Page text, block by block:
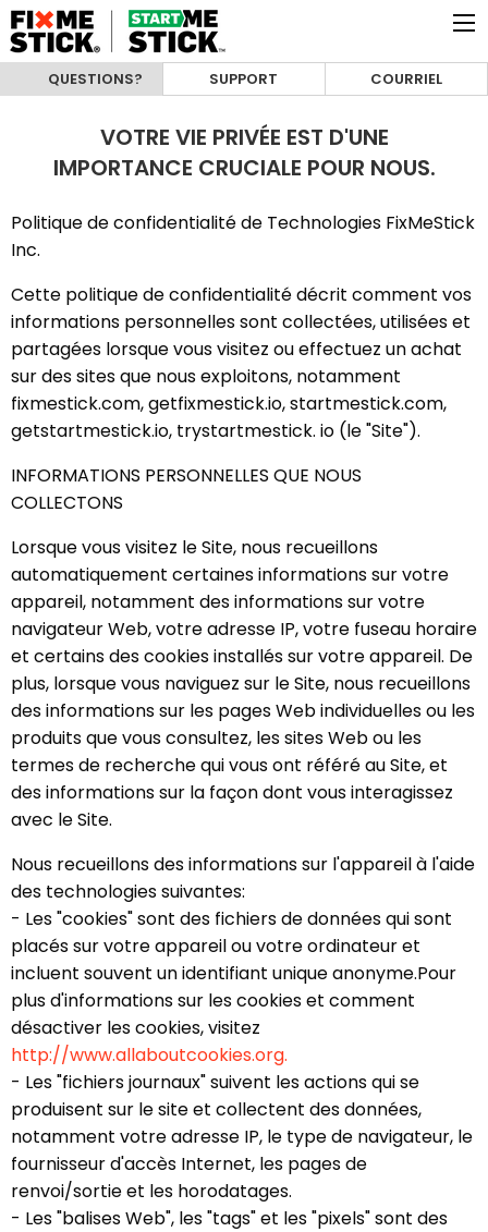
QUESTIONS? SUPPORT COURRIEL
VOTRE VIE PRIVÉE EST D'UNE
IMPORTANCE CRUCIALE POUR NOUS.
Politique de confidentialité de Technologies FixMeStick
Inc.
Cette politique de confidentialité décrit comment vos
informations personnelles sont collectées, utilisées et
partagées lorsque vous visitez ou effectuez un achat
sur des sites que nous exploitons, notamment
fixmestick.com, getfixmestick.io, startmestick.com,
getstartmestick.io, trystartmestick. io (le "Site").
INFORMATIONS PERSONNELLES QUE NOUS
COLLECTONS
Lorsque vous visitez le Site, nous recueillons
automatiquement certaines informations sur votre
appareil, notamment des informations sur votre
navigateur Web, votre adresse IP, votre fuseau horaire
et certains des cookies installés sur votre appareil. De
plus, lorsque vous naviguez sur le Site, nous recueillons
des informations sur les pages Web individuelles ou les
produits que vous consultez, les sites Web ou les
termes de recherche qui vous ont référé au Site, et
des informations sur la façon dont vous interagissez
avec le Site.
Nous recueillons des informations sur l'appareil à l'aide
des technologies suivantes:
- Les "cookies" sont des fichiers de données qui sont
placés sur votre appareil ou votre ordinateur et
incluent souvent un identifiant unique anonyme.Pour
plus d'informations sur les cookies et comment
désactiver les cookies, visitez
http://www.allaboutcookies.org.
- Les "fichiers journaux" suivent les actions qui se
produisent sur le site et collectent des données,
notamment votre adresse IP, le type de navigateur, le
fournisseur d'accès Internet, les pages de
renvoi/sortie et les horodatages.
- Les "balises Web", les "tags" et les "pixels" sont des